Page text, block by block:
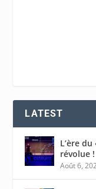
LATEST
L’ère
révolue !
Août 6,